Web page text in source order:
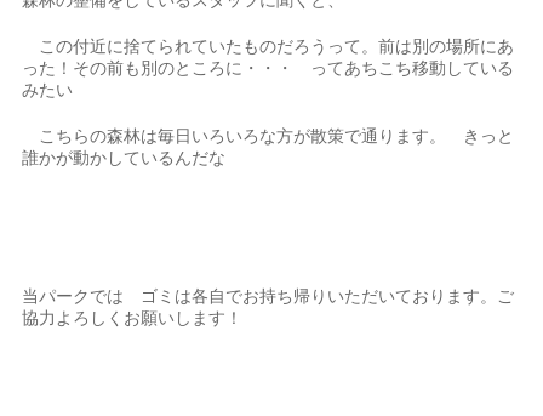
この付近に捨てられていたものだろうって。前は別の場所にあ
った！その前も別のところに・・・ ってあちこち移動している
みたい
こちらの森林は毎日いろいろな方が散策で通ります。 きっと
誰かが動かしているんだな
当パークでは ゴミは各自でお持ち帰りいただいております。ご
協力よろしくお願いします！